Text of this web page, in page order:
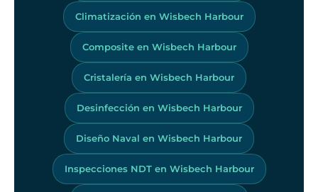
Climatización en Wisbech Harbour
Composite en Wisbech Harbour
Cristalería en Wisbech Harbour
Desinfección en Wisbech Harbour
Diseño Naval en Wisbech Harbour
Inspecciones NDT en Wisbech Harbour